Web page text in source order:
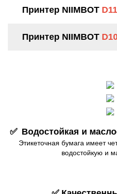
Принтер NIIMBOT
Принтер NIIMBOT
✅ Водостойкая и
Этикеточная бумага имеет
водостойкую и